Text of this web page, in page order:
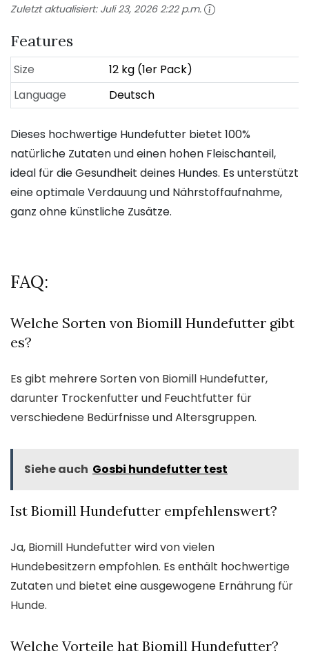
Zuletzt aktualisiert: Juli 23, 2026 2:22 p.m.
Features
Size
12 kg (1er Pack)
Language
Deutsch
Dieses hochwertige Hundefutter bietet 100%
natürliche Zutaten und einen hohen Fleischanteil,
ideal für die Gesundheit deines Hundes. Es unterstützt
eine optimale Verdauung und Nährstoffaufnahme,
ganz ohne künstliche Zusätze.
FAQ:
Welche Sorten von Biomill Hundefutter gibt
es?
Es gibt mehrere Sorten von Biomill Hundefutter,
darunter Trockenfutter und Feuchtfutter für
verschiedene Bedürfnisse und Altersgruppen.
Siehe auch Gosbi hundefutter test
Ist Biomill Hundefutter empfehlenswert?
Ja, Biomill Hundefutter wird von vielen
Hundebesitzern empfohlen. Es enthält hochwertige
Zutaten und bietet eine ausgewogene Ernährung für
Hunde.
Welche Vorteile hat Biomill Hundefutter?